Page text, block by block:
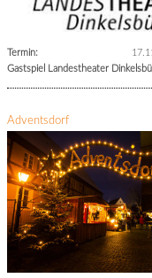
Termin:
Gastspiel Landestheater
Adventsdorf